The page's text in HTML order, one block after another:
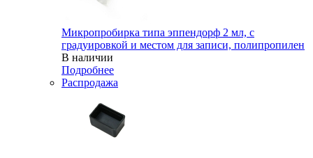
Микропробирка типа эппендорф 2 мл, с
градуировкой и местом для записи, полипропилен
В наличии
Подробнее
Распродажа